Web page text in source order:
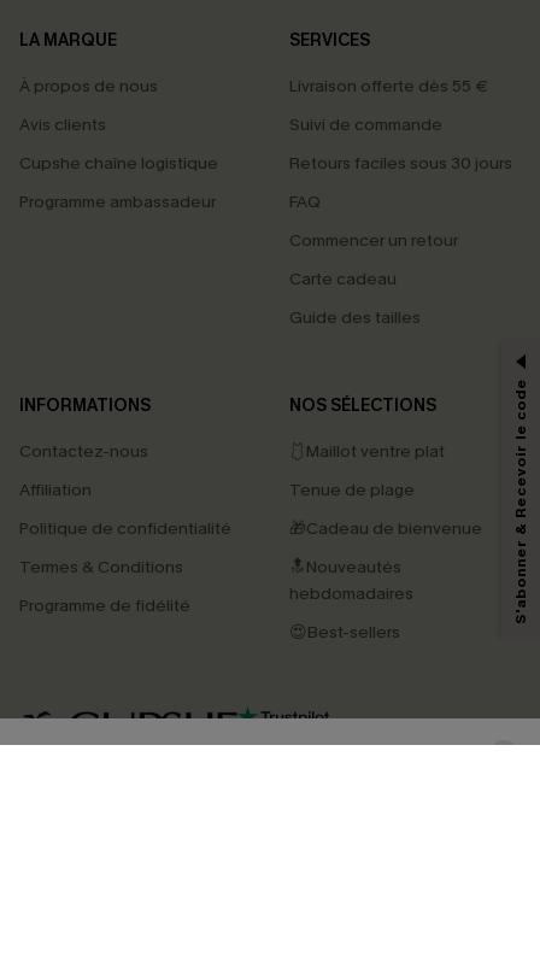
LA MARQUE
À propos de nous
Avis clients
Cupshe chaîne logistique
Programme ambassadeur
SERVICES
Livraison offerte dès 55 €
Suivi de commande
Retours faciles sous 30 jours
FAQ
Commencer un retour
Carte cadeau
Guide des tailles
INFORMATIONS
Contactez-nous
Affiliation
Politique de confidentialité
Termes & Conditions
Programme de fidélité
NOS SÉLECTIONS
🩱Maillot ventre plat
Tenue de plage
🎁Cadeau de bienvenue
🔝Nouveautés
hebdomadaires
😍Best-sellers
4.3
PROFITEZ DE -15%
marketing (y compris du contenu généré par l'IA) de Cupshe et
pouvons utiliser les données collectées sur notre site ainsi que des
savoir si ceux-ci ont été ouverts, de mesurer votre engagement, de
personnaliser nos contenus et nos offres, et de vous recommander des
produits susceptibles de vous intéresser, conformément à notre
Politique de
. Vous pouvez vous désabonner à tout moment.
S'abonner & Recevoir le code